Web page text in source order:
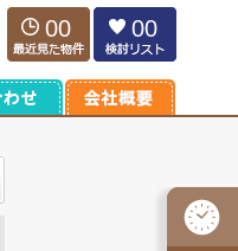
00 00